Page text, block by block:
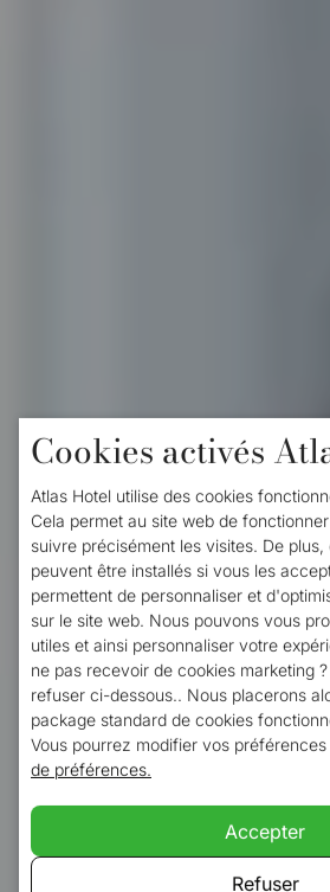
Atlas
Passez la nuit à
Cookies activés
Atlas Hotel utilise des cookies
Cela permet au site web de
suivre précisément les visites. De
peuvent être installés si vous les
permettent de personnaliser et
sur le site web. Nous pouvons vous
utiles et ainsi personnaliser votre
ne pas recevoir de cookies marketing
refuser ci-dessous.. Nous placerons
package standard de cookies
Vous pourrez modifier vos
de préférences.
Accepter
Refuser